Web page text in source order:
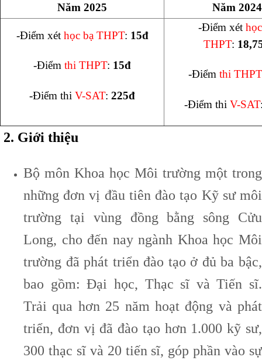
Năm 2025 Năm 2024
-Điểm xét học bạ THPT: 15đ
-Điểm thi THPT: 15đ
-Điểm thi V-SAT: 225đ
-Điểm xét
THPT:
-Điểm thi THPT
-Điểm thi V-SAT
2. Giới thiệu
Bộ môn Khoa học Môi trường một trong
những đơn vị đầu tiên đào tạo Kỹ sư môi
trường tại vùng đồng bằng sông Cửu
Long, cho đến nay ngành Khoa học Môi
trường đã phát triển đào tạo ở đủ ba bậc,
bao gồm: Đại học, Thạc sĩ và Tiến sĩ.
Trải qua hơn 25 năm hoạt động và phát
triển, đơn vị đã đào tạo hơn 1.000 kỹ sư,
300 thạc sĩ và 20 tiến sĩ, góp phần vào sự